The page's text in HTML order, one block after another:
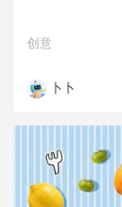
创意
卜卜